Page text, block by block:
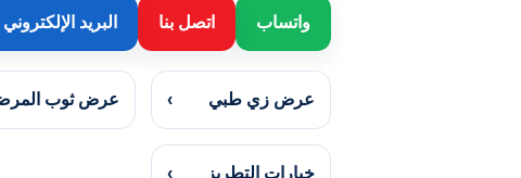
واتساب اتصل بنا البريد الإلكتروني
عرض زي طبي › عرض ثوب
خيارات التطريز ›